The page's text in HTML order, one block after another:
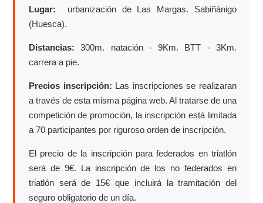
Lugar: urbanización de Las Margas. Sabiñánigo
(Huesca).
Distancias:300m. natación - 9Km. BTT - 3Km.
carrera a pie.
Precios inscripción: Las inscripciones se realizaran
a través de esta misma página web. Al tratarse de una
competición de promoción, la inscripción está limitada
a 70 participantes por riguroso orden de inscripción.
El precio de la inscripción para federados en triatlón
será de 9€. La inscripción de los no federados en
triatlón será de 15€ que incluirá la tramitación del
seguro obligatorio de un día.